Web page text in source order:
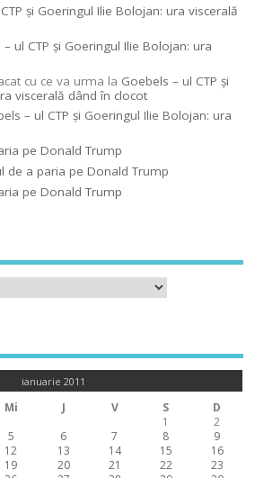
şi Goeringul Ilie Bolojan: ura viscerală
– ul CTP şi Goeringul Ilie Bolojan: ura
cu ce va urma la Goebels – ul CTP şi
viscerală dând în clocot
– ul CTP şi Goeringul Ilie Bolojan: ura
pe Donald Trump
de a paria pe Donald Trump
pe Donald Trump
ianuarie 2011
Mi J V S
D
1
2
5 6 7 8
9
12 13 14 15
16
19 20 21 22
23